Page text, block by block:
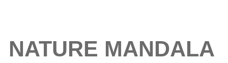
NATURE MANDALA